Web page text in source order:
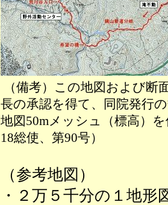
（備考）この地図および断
長の承認を得て、同院発行
地図50mメッシュ（標高）
18総使、第90号）
（参考地図）
・２万５千分の１地